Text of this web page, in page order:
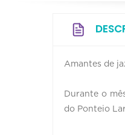
Amantes de
Durante o
do Ponteio